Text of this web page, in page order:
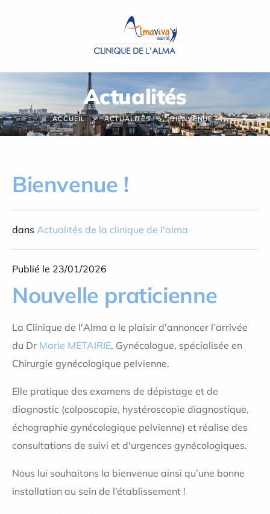
Actualités
ACCUEIL ACTUALITÉS BIENVENUE !
Bienvenue !
dans Actualités de la clinique de l'alma
Publié le 23/01/2026
Nouvelle praticienne
La Clinique de l'Alma a le plaisir d'annoncer l’arrivée
du Dr Marie METAIRIE, Gynécologue, spécialisée en
Chirurgie gynécologique pelvienne.
Elle pratique des examens de dépistage et de
diagnostic (colposcopie, hystéroscopie diagnostique,
échographie gynécologique pelvienne) et réalise des
consultations de suivi et d'urgences gynécologiques.
Nous lui souhaitons la bienvenue ainsi qu’une bonne
installation au sein de l’établissement !